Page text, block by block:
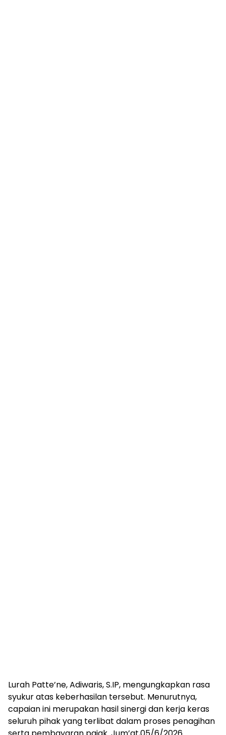
Lurah Patte’ne, Adiwaris, S.IP, mengungkapkan rasa
syukur atas keberhasilan tersebut. Menurutnya,
capaian ini merupakan hasil sinergi dan kerja keras
seluruh pihak yang terlibat dalam proses penagihan